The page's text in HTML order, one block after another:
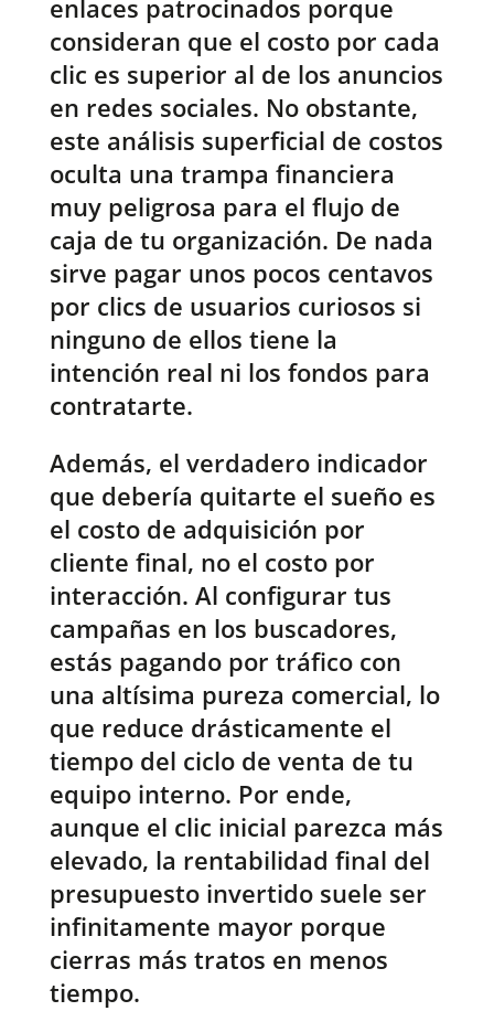
enlaces patrocinados porque
consideran que el costo por cada
clic es superior al de los anuncios
en redes sociales. No obstante,
este análisis superficial de costos
oculta una trampa financiera
muy peligrosa para el flujo de
caja de tu organización. De nada
sirve pagar unos pocos centavos
por clics de usuarios curiosos si
ninguno de ellos tiene la
intención real ni los fondos para
contratarte.
Además, el verdadero indicador
que debería quitarte el sueño es
el costo de adquisición por
cliente final, no el costo por
interacción. Al configurar tus
campañas en los buscadores,
estás pagando por tráfico con
una altísima pureza comercial, lo
que reduce drásticamente el
tiempo del ciclo de venta de tu
equipo interno. Por ende,
aunque el clic inicial parezca más
elevado, la rentabilidad final del
presupuesto invertido suele ser
infinitamente mayor porque
cierras más tratos en menos
tiempo.